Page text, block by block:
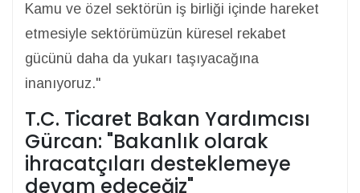
Kamu ve özel sektörün iş birliği içinde hareket
etmesiyle sektörümüzün küresel rekabet
gücünü daha da yukarı taşıyacağına
inanıyoruz."
T.C. Ticaret Bakan Yardımcısı
Gürcan: "Bakanlık olarak
ihracatçıları desteklemeye
devam edeceğiz"